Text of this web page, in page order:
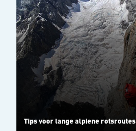
Tips voor lange alpiene rotsroutes